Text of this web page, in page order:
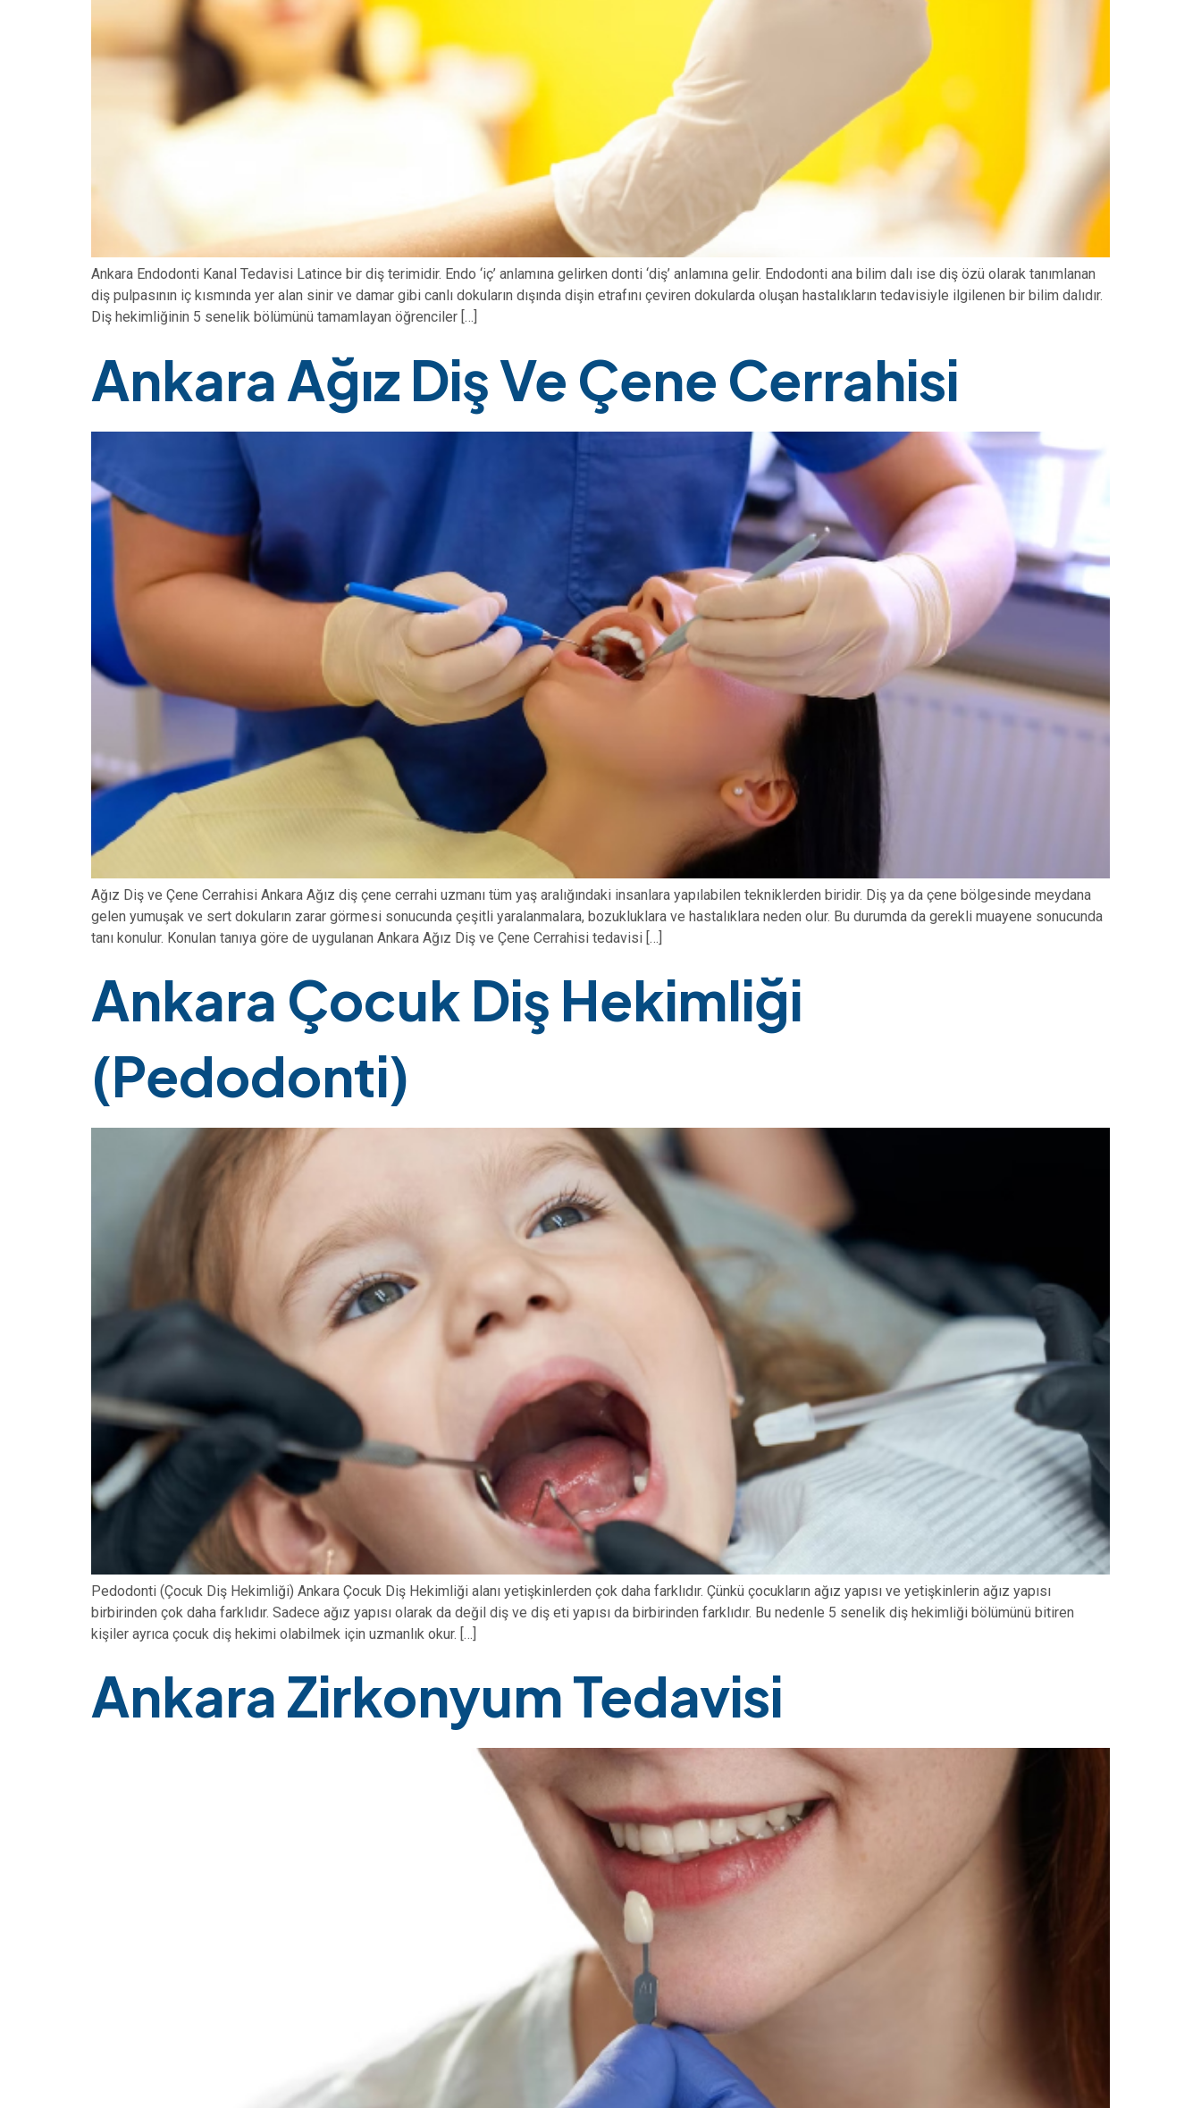
Ankara Endodonti Kanal Tedavisi Latince bir diş terimidir. Endo ‘iç’ anlamına gelirken donti ‘diş’ anlamına gelir. Endodonti ana bilim dalı ise diş özü olarak tanımlanan
diş pulpasının iç kısmında yer alan sinir ve damar gibi canlı dokuların dışında dişin etrafını çeviren dokularda oluşan hastalıkların tedavisiyle ilgilenen bir bilim dalıdır.
Diş hekimliğinin 5 senelik bölümünü tamamlayan öğrenciler […]
Ankara Ağız Diş Ve Çene Cerrahisi
Ağız Diş ve Çene Cerrahisi Ankara Ağız diş çene cerrahi uzmanı tüm yaş aralığındaki insanlara yapılabilen tekniklerden biridir. Diş ya da çene bölgesinde meydana
gelen yumuşak ve sert dokuların zarar görmesi sonucunda çeşitli yaralanmalara, bozukluklara ve hastalıklara neden olur. Bu durumda da gerekli muayene sonucunda
tanı konulur. Konulan tanıya göre de uygulanan Ankara Ağız Diş ve Çene Cerrahisi tedavisi […]
Ankara Çocuk Diş Hekimliği
(Pedodonti)
Pedodonti (Çocuk Diş Hekimliği) Ankara Çocuk Diş Hekimliği alanı yetişkinlerden çok daha farklıdır. Çünkü çocukların ağız yapısı ve yetişkinlerin ağız yapısı
birbirinden çok daha farklıdır. Sadece ağız yapısı olarak da değil diş ve diş eti yapısı da birbirinden farklıdır. Bu nedenle 5 senelik diş hekimliği bölümünü bitiren
kişiler ayrıca çocuk diş hekimi olabilmek için uzmanlık okur. […]
Ankara Zirkonyum Tedavisi